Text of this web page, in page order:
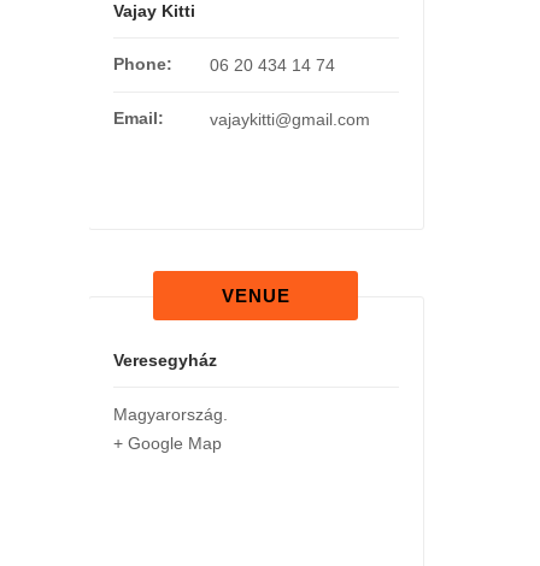
Vajay Kitti
Phone: 06 20 434 14 74
Email: vajaykitti@gmail.com
VENUE
Veresegyház
Magyarország.
+ Google Map